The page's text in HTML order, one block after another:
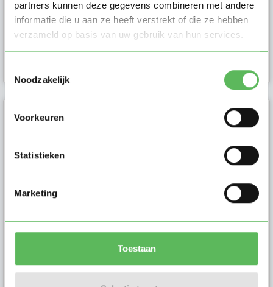
partners kunnen deze gegevens combineren met andere
informatie die u aan ze heeft verstrekt of die ze hebben
verzameld op basis van uw gebruik van hun services.
Noodzakelijk
Voorkeuren
Statistieken
Marketing
Toestaan
Groningen
Hi ouders! Mijn naam is Daphne, ik
ben 21 jaar en ik ben op zoek naar